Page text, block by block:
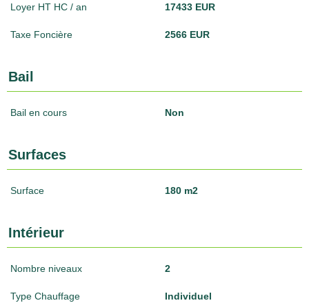
Loyer HT HC / an 17433 EUR
Taxe Foncière 2566 EUR
Bail
Bail en cours Non
Surfaces
Surface 180 m2
Intérieur
Nombre niveaux 2
Type Chauffage Individuel